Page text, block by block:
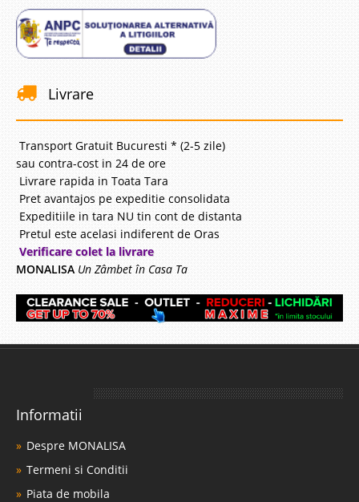
Livrare
Transport Gratuit Bucuresti * (2-5 zile)
sau contra-cost in 24 de ore
Livrare rapida in Toata Tara
Pret avantajos pe expeditie consolidata
Expeditiile in tara NU tin cont de distanta
Pretul este acelasi indiferent de Oras
Verificare colet la livrare
MONALISA Un Zâmbet în Casa Ta
Informatii
Despre MONALISA
Termeni si Conditii
Piata de mobila